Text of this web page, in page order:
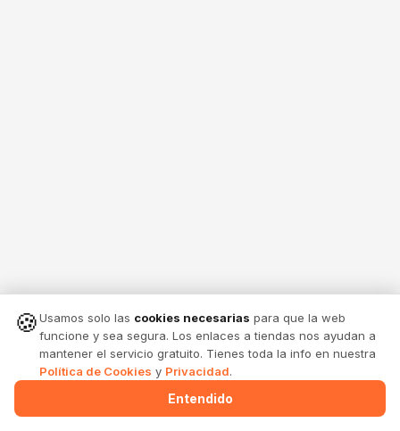
Menu Alertas Comparte Entrar
🍪Usamos solo las cookies necesarias para que la web
funcione y sea segura. Los enlaces a tiendas nos ayudan a
mantener el servicio gratuito. Tienes toda la info en nuestra
Política de Cookies y Privacidad.
Entendido